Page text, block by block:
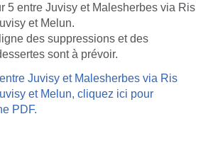
5 entre Juvisy et Malesherbes via Ris
et Melun.
des suppressions et des
sont à prévoir.
Juvisy et Malesherbes via Ris
et Melun, cliquez ici pour
PDF.